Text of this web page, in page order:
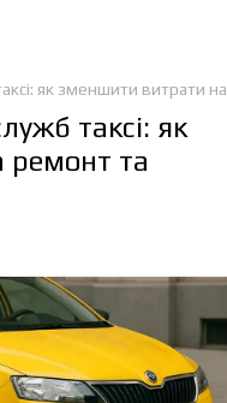
як зменшити витрати
таксі: як
ремонт та